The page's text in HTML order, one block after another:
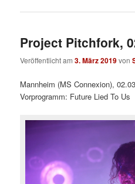
Project Pitchfork,
Veröffentlicht am3. März 2019von
Mannheim (MS Connexion),
Vorprogramm: Future Lied To Us